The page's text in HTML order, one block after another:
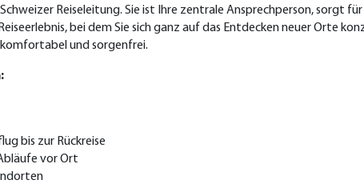
Reiseleitung. Sie ist Ihre zentrale Ansprechperson, sorgt
bei dem Sie sich ganz auf das Entdecken neuer Orte
und sorgenfrei.
bis zur Rückreise
vor Ort